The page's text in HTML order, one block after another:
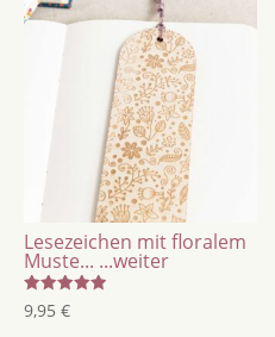
Lesezeichen mit floralem
Muste... ...weiter
Bewertet
mit
9,95 €